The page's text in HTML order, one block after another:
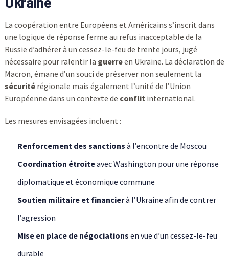
La coopération entre Européens et Américains s’inscrit dans
une logique de réponse ferme au refus inacceptable de la
Russie d’adhérer à un cessez-le-feu de trente jours, jugé
nécessaire pour ralentir la guerreen Ukraine. La déclaration de
Macron, émane d’un souci de préserver non seulement la
sécuritérégionale mais également l’unité de l’Union
Européenne dans un contexte de conflitinternational.
Les mesures envisagées incluent :
Renforcement des sanctions à l’encontre de Moscou
Coordination étroiteavec Washington pour une réponse
diplomatique et économique commune
Soutien militaire et financierà l’Ukraine afin de contrer
l’agression
Mise en place de négociations en vue d’un cessez-le-feu
durable